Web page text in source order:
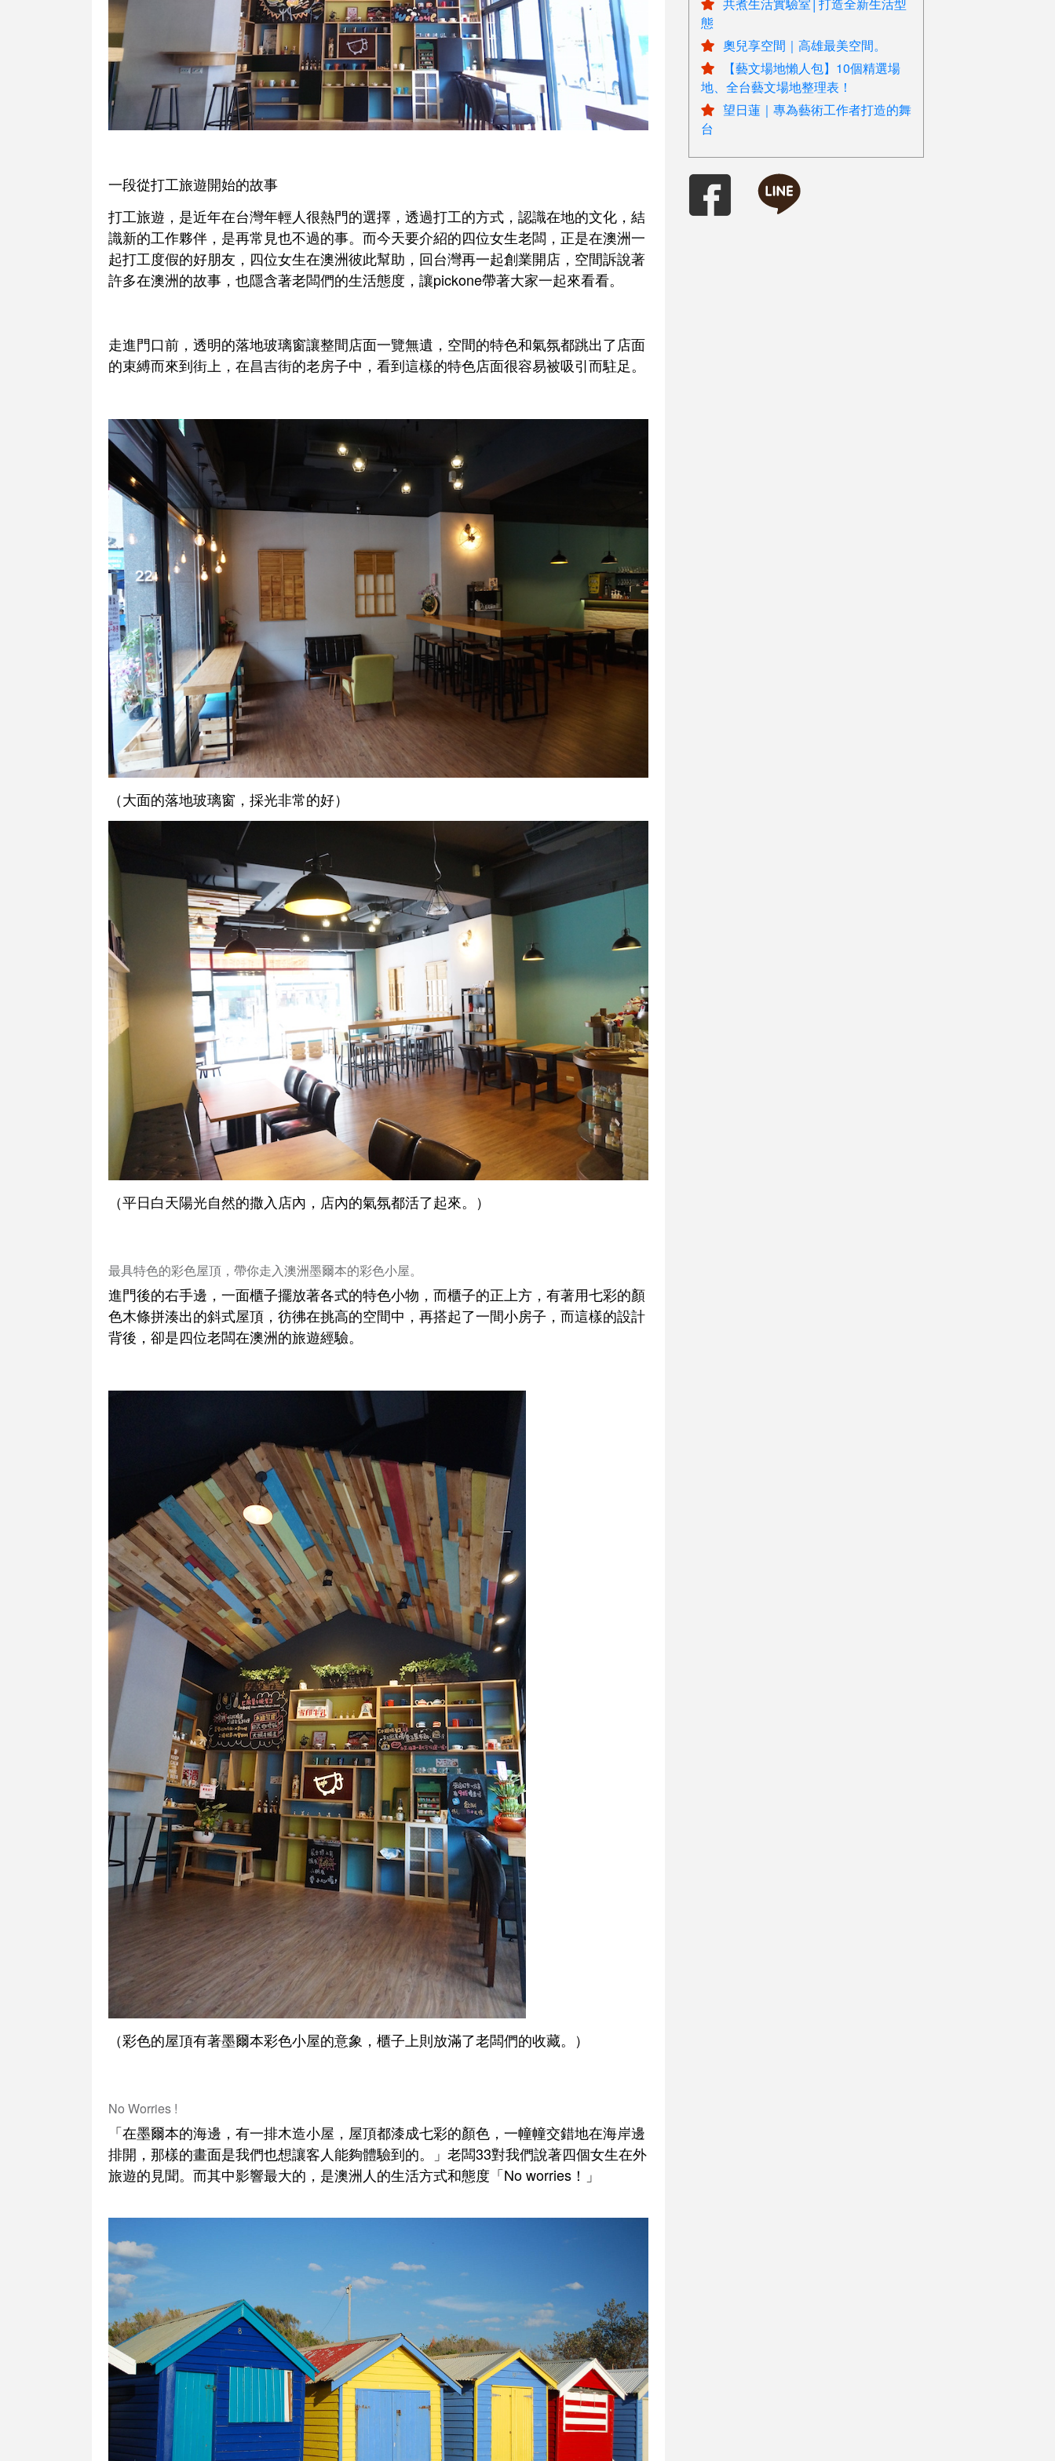
一段從打工旅遊開始的故事
打工旅遊，是近年在台灣年輕人很熱門的選擇，透過打工的方式，認識在地的文化，結
識新的工作夥伴，是再常見也不過的事。而今天要介紹的四位女生老闆，正是在澳洲一
起打工度假的好朋友，四位女生在澳洲彼此幫助，回台灣再一起創業開店，空間訴說著
許多在澳洲的故事，也隱含著老闆們的生活態度，讓pickone帶著大家一起來看看。
走進門口前，透明的落地玻璃窗讓整間店面一覽無遺，空間的特色和氣氛都跳出了店面
的束縛而來到街上，在昌吉街的老房子中，看到這樣的特色店面很容易被吸引而駐足。
（大面的落地玻璃窗，採光非常的好）
（平日白天陽光自然的撒入店內，店內的氣氛都活了起來。）
最具特色的彩色屋頂，帶你走入澳洲墨爾本的彩色小屋。
進門後的右手邊，一面櫃子擺放著各式的特色小物，而櫃子的正上方，有著用七彩的顏
色木條拼湊出的斜式屋頂，彷彿在挑高的空間中，再搭起了一間小房子，而這樣的設計
背後，卻是四位老闆在澳洲的旅遊經驗。
（彩色的屋頂有著墨爾本彩色小屋的意象，櫃子上則放滿了老闆們的收藏。）
No Worries !
「在墨爾本的海邊，有一排木造小屋，屋頂都漆成七彩的顏色，一幢幢交錯地在海岸邊
排開，那樣的畫面是我們也想讓客人能夠體驗到的。」老闆33對我們說著四個女生在外
旅遊的見聞。而其中影響最大的，是澳洲人的生活方式和態度「No worries！」
態
奧兒享空間｜高雄最美空間。
【藝文場地懶人包】10個精選場
地、全台藝文場地整理表！
望日蓮｜專為藝術工作者打造的舞
台